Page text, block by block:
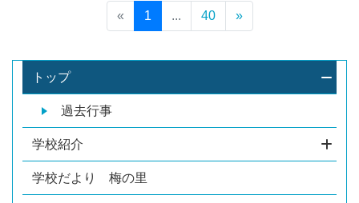
トップ
過去行事
学校紹介
学校だより 梅の里
« 1 ... 40 »